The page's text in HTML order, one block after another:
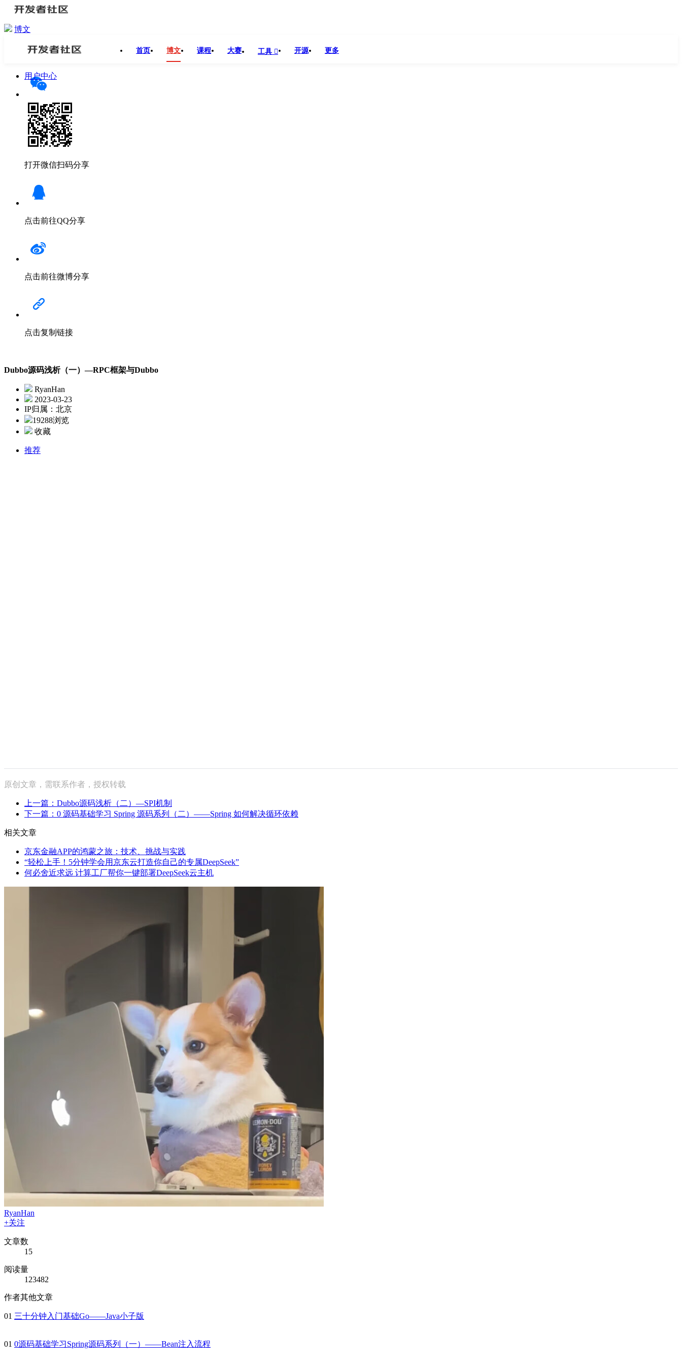
博文
首页 博文 课程 大赛 工具  开源 更多
用户中心
开发者社区>博文>Dubbo源码浅析（一）—RPC框架与Dubbo
打开微信扫码分享
点击前往QQ分享
点击前往微博分享
点击复制链接
Dubbo源码浅析（一）—RPC框架与Dubbo
RyanHan
2023-03-23
IP归属：北京
19288浏览
收藏
推荐
原创文章，需联系作者，授权转载
上一篇：Dubbo源码浅析（二）—SPI机制
下一篇：0 源码基础学习 Spring 源码系列（二）——Spring 如何解决循环依赖
相关文章
京东金融APP的鸿蒙之旅：技术、挑战与实践
“轻松上手！5分钟学会用京东云打造你自己的专属DeepSeek”
何必舍近求远 计算工厂帮你一键部署DeepSeek云主机
RyanHan
+关注
文章数
15
阅读量
123482
作者其他文章
01 三十分钟入门基础Go——Java小子版
01 0源码基础学习Spring源码系列（一）——Bean注入流程